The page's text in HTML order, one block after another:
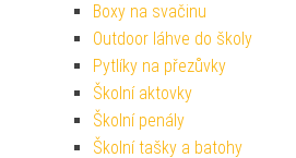
Boxy na svačinu
Outdoor láhve do školy
Pytlíky na přezůvky
Školní aktovky
Školní penály
Školní tašky a batohy